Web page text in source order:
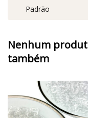
Nenhum
também